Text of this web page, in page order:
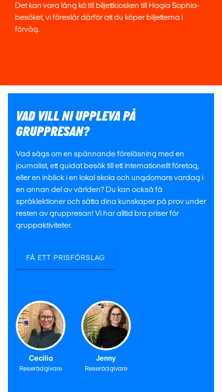
Det kan vara lång kö till biljettkiosken till Hagia Sophia-
besöket, vi föreslår därför att du köper biljetterna i
förväg.
VAD VILL NI UPPLEVA PÅ
GRUPPRESAN?
Vad sägs om en spännande föreläsning med en
journalist, ett guidat besök till ett internationellt företag,
eller en inblick i en lokal skola och ungdomars vardag i
en annan del av världen? Du kan också få
språklektioner och sätta dina kunskaper på prov under
resten av gruppresan! Vi har alltid bra priser för
gruppaktiviteter.
FÅ ETT PRISFÖRSLAG
Cecilia
Reserådgivare
Jenny
Reserådgivare